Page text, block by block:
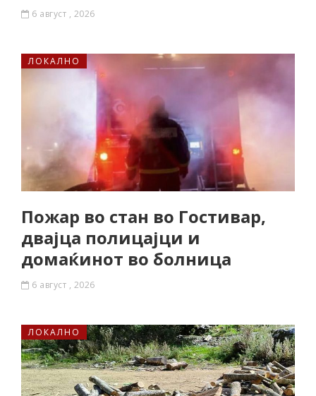
6 август , 2026
ЛОКАЛНО
Пожар во стан во Гостивар,
двајца полицајци и
домаќинот во болница
6 август , 2026
ЛОКАЛНО